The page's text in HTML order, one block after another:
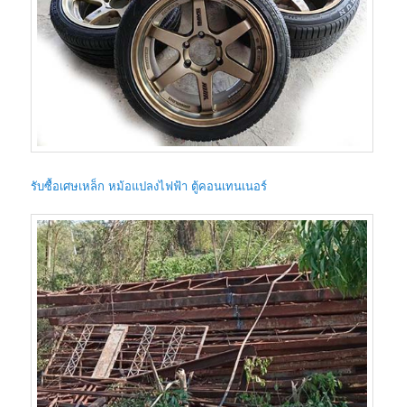
รับซื้อเศษเหล็ก หม้อแปลงไฟฟ้า ตู้คอนเทนเนอร์